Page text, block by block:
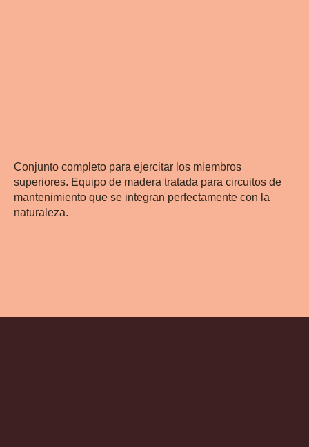
Conjunto completo para ejercitar los miembros
superiores. Equipo de madera tratada para circuitos de
mantenimiento que se integran perfectamente con la
naturaleza.